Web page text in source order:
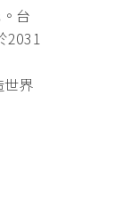
台
2031
界